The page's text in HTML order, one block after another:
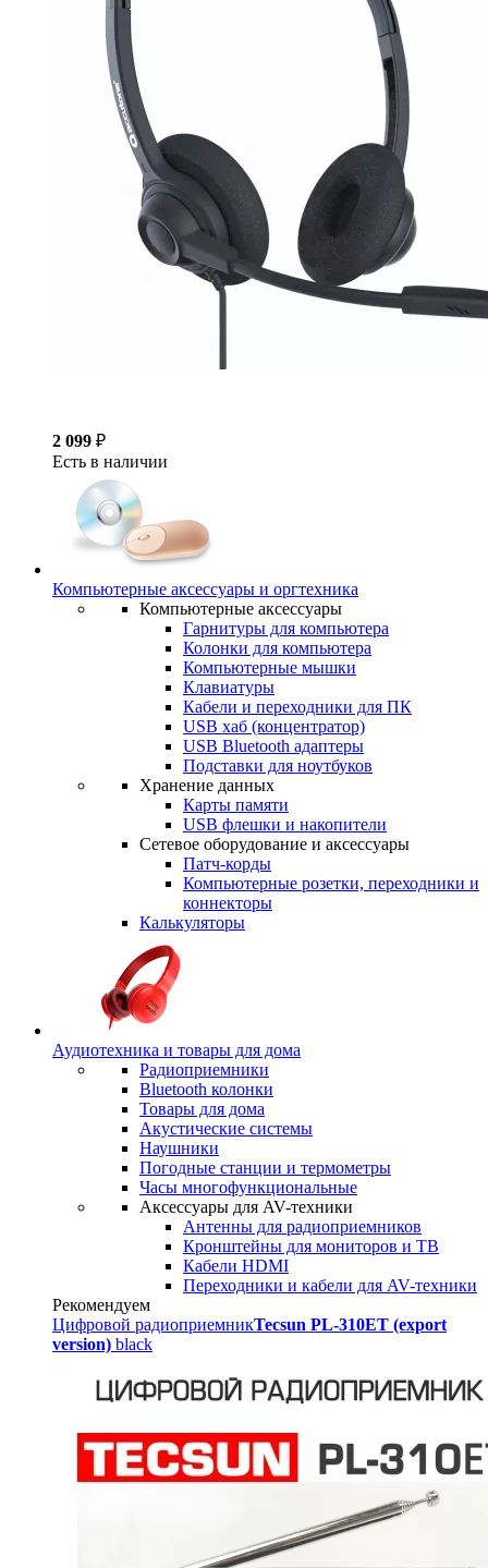
2 099 ₽
Есть в наличии
Компьютерные аксессуары и оргтехника
Компьютерные аксессуары
Гарнитуры для компьютера
Колонки для компьютера
Компьютерные мышки
Клавиатуры
Кабели и переходники для ПК
USB хаб (концентратор)
USB Bluetooth адаптеры
Подставки для ноутбуков
Хранение данных
Карты памяти
USB флешки и накопители
Сетевое оборудование и аксессуары
Патч-корды
Компьютерные розетки, переходники и
коннекторы
Калькуляторы
Аудиотехника и товары для дома
Радиоприемники
Bluetooth колонки
Товары для дома
Акустические системы
Наушники
Погодные станции и термометры
Часы многофункциональные
Аксессуары для AV-техники
Антенны для радиоприемников
Кронштейны для мониторов и ТВ
Кабели HDMI
Переходники и кабели для AV-техники
Рекомендуем
Цифровой радиоприемникTecsun PL-310ET (export
version) black